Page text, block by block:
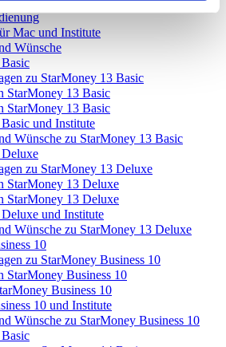
Mac und Institute
Wünsche
zu StarMoney 13 Basic
13 Basic
13 Basic
und Institute
Wünsche zu StarMoney 13 Basic
zu StarMoney 13 Deluxe
13 Deluxe
13 Deluxe
und Institute
Wünsche zu StarMoney 13 Deluxe
10
zu StarMoney Business 10
Business 10
Business 10
10 und Institute
Wünsche zu StarMoney Business 10